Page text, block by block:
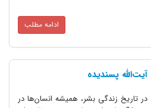
ادامه مطلب
آیت‌الله پسندیده
در تاریخ زندگی بشر، همیشه انسان‌ها در